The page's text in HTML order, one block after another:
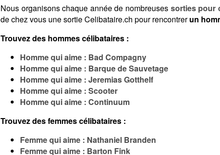
Nous organisons chaque année de nombreuses sorties pour
de chez vous une sortie Celibataire.ch pour rencontrerun
Trouvez des hommes célibataires :
Homme qui aime : Bad Compagny
Homme qui aime : Barque de Sauvetage
Homme qui aime : Jeremias Gotthelf
Homme qui aime : Scooter
Homme qui aime : Continuum
Trouvez des femmes célibataires :
Femme qui aime : Nathaniel Branden
Femme qui aime : Barton Fink